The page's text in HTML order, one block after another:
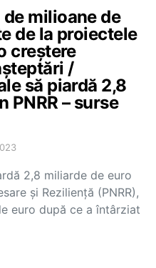
de milioane de
de la proiectele
creștere
/
să piardă 2,8
PNRR – surse
2,8 miliarde de euro
și Reziliență (PNRR),
euro după ce a întârziat